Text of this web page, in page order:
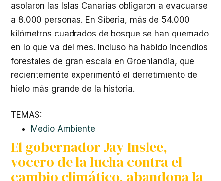
asolaron las Islas Canarias obligaron a evacuarse
a 8.000 personas. En Siberia, más de 54.000
kilómetros cuadrados de bosque se han quemado
en lo que va del mes. Incluso ha habido incendios
forestales de gran escala en Groenlandia, que
recientemente experimentó el derretimiento de
hielo más grande de la historia.
TEMAS:
Medio Ambiente
El gobernador Jay Inslee,
vocero de la lucha contra el
cambio climático, abandona la